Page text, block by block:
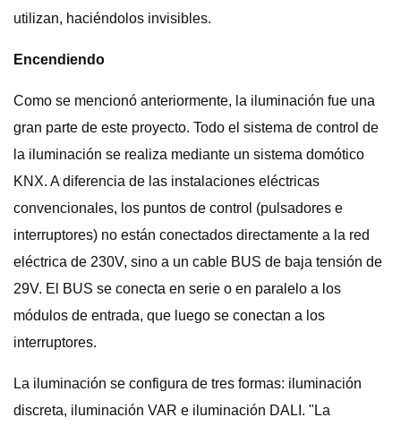
utilizan, haciéndolos invisibles.
Encendiendo
Como se mencionó anteriormente, la iluminación fue una
gran parte de este proyecto. Todo el sistema de control de
la iluminación se realiza mediante un sistema domótico
KNX. A diferencia de las instalaciones eléctricas
convencionales, los puntos de control (pulsadores e
interruptores) no están conectados directamente a la red
eléctrica de 230V, sino a un cable BUS de baja tensión de
29V. El BUS se conecta en serie o en paralelo a los
módulos de entrada, que luego se conectan a los
interruptores.
La iluminación se configura de tres formas: iluminación
discreta, iluminación VAR e iluminación DALI. "La